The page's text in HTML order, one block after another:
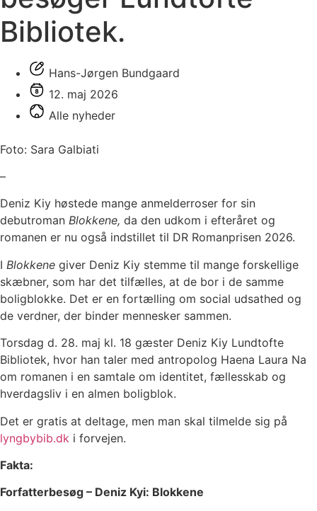
Bibliotek.
Hans-Jørgen Bundgaard
12. maj 2026
Alle nyheder
Foto: Sara Galbiati
–
Deniz Kiy høstede mange anmelderroser for sin
debutroman Blokkene, da den udkom i efteråret og
romanen er nu også indstillet til DR Romanprisen 2026.
I Blokkene giver Deniz Kiy stemme til mange forskellige
skæbner, som har det tilfælles, at de bor i de samme
boligblokke. Det er en fortælling om social udsathed og
de verdner, der binder mennesker sammen.
Torsdag d. 28. maj kl. 18 gæster Deniz Kiy Lundtofte
Bibliotek, hvor han taler med antropolog Haena Laura Na
om romanen i en samtale om identitet, fællesskab og
hverdagsliv i en almen boligblok.
Det er gratis at deltage, men man skal tilmelde sig på
lyngbybib.dk i forvejen.
Fakta:
Forfatterbesøg – Deniz Kyi: Blokkene